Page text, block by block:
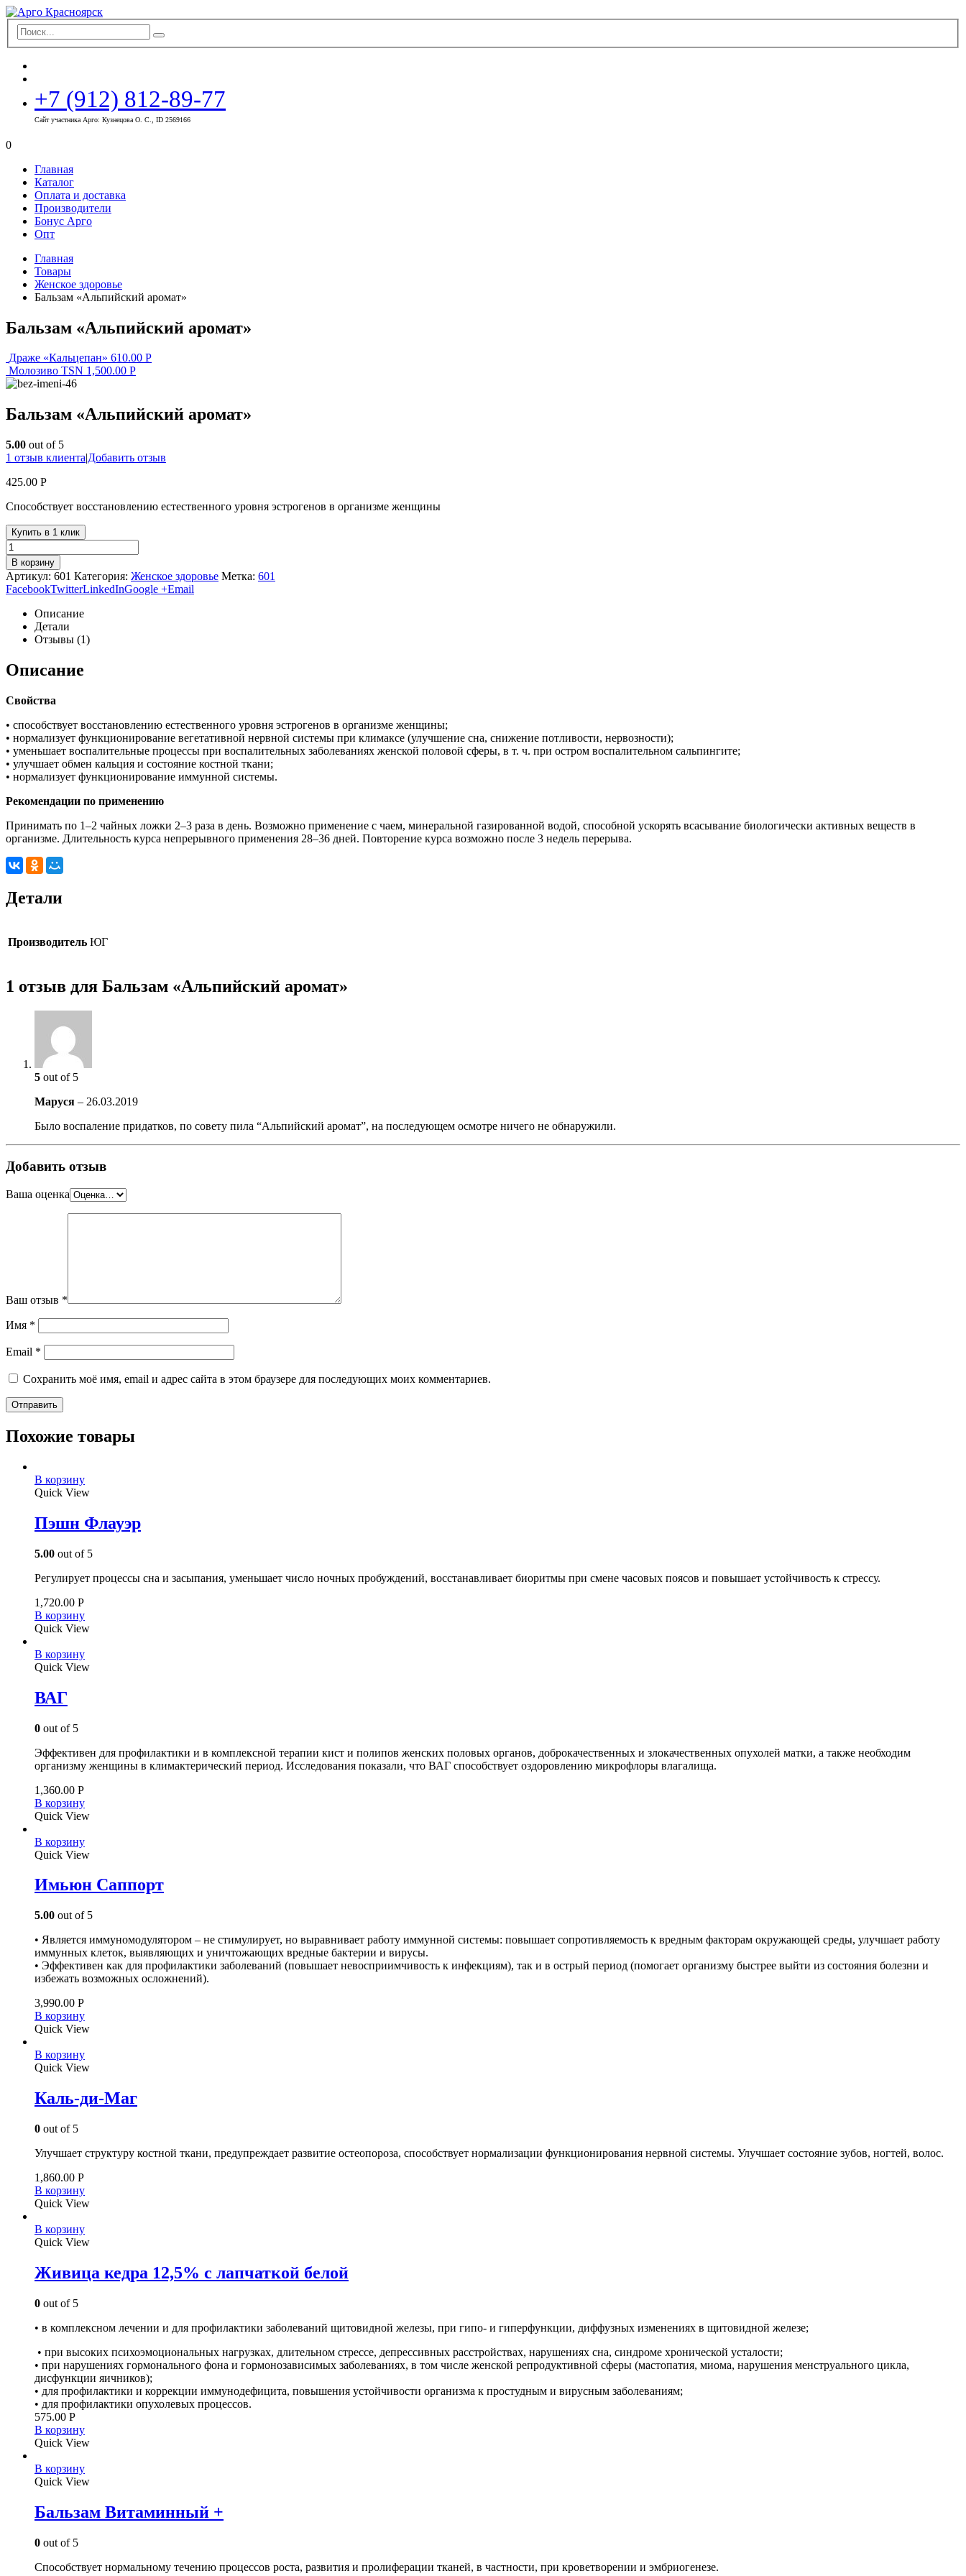
+7 (912) 812-89-77
Сайт участника Арго: Кузнецова О. С., ID 2569166
0
Главная
Каталог
Оплата и доставка
Производители
Бонус Арго
Опт
Главная
Товары
Женское здоровье
Бальзам «Альпийский аромат»
Бальзам «Альпийский аромат»
Драже «Кальцепан» 610.00 Р
Молозиво TSN 1,500.00 Р
Бальзам «Альпийский аромат»
5.00 out of 5
1 отзыв клиента|Добавить отзыв
425.00 Р
Способствует восстановлению естественного уровня эстрогенов в организме женщины
Купить в 1 клик
В корзину
Артикул: 601 Категория: Женское здоровье Метка: 601
FacebookTwitterLinkedInGoogle +Email
Описание
Детали
Отзывы (1)
Описание
Свойства
• способствует восстановлению естественного уровня эстрогенов в организме женщины;
• нормализует функционирование вегетативной нервной системы при климаксе (улучшение сна, снижение потливости, нервозности);
• уменьшает воспалительные процессы при воспалительных заболеваниях женской половой сферы, в т. ч. при остром воспалительном сальпингите;
• улучшает обмен кальция и состояние костной ткани;
• нормализует функционирование иммунной системы.
Рекомендации по применению
Принимать по 1–2 чайных ложки 2–3 раза в день. Возможно применение с чаем, минеральной газированной водой, способной ускорять всасывание биологически активных веществ в
организме. Длительность курса непрерывного применения 28–36 дней. Повторение курса возможно после 3 недель перерыва.
Детали
Производитель ЮГ
1 отзыв для Бальзам «Альпийский аромат»
5 out of 5
Маруся – 26.03.2019
Было воспаление придатков, по совету пила “Альпийский аромат”, на последующем осмотре ничего не обнаружили.
Добавить отзыв
Ваша оценка
Ваш отзыв *
Имя *
Email *
Сохранить моё имя, email и адрес сайта в этом браузере для последующих моих комментариев.
Похожие товары
В корзину
Quick View
Пэшн Флауэр
5.00 out of 5
Регулирует процессы сна и засыпания, уменьшает число ночных пробуждений, восстанавливает биоритмы при смене часовых поясов и повышает устойчивость к стрессу.
1,720.00 Р
В корзину
Quick View
В корзину
Quick View
ВАГ
0 out of 5
Эффективен для профилактики и в комплексной терапии кист и полипов женских половых органов, доброкачественных и злокачественных опухолей матки, а также необходим
организму женщины в климактерический период. Исследования показали, что ВАГ способствует оздоровлению микрофлоры влагалища.
1,360.00 Р
В корзину
Quick View
В корзину
Quick View
Имьюн Саппорт
5.00 out of 5
• Является иммуномодулятором – не стимулирует, но выравнивает работу иммунной системы: повышает сопротивляемость к вредным факторам окружающей среды, улучшает работу
иммунных клеток, выявляющих и уничтожающих вредные бактерии и вирусы.
• Эффективен как для профилактики заболеваний (повышает невосприимчивость к инфекциям), так и в острый период (помогает организму быстрее выйти из состояния болезни и
избежать возможных осложнений).
3,990.00 Р
В корзину
Quick View
В корзину
Quick View
Каль-ди-Маг
0 out of 5
Улучшает структуру костной ткани, предупреждает развитие остеопороза, способствует нормализации функционирования нервной системы. Улучшает состояние зубов, ногтей, волос.
1,860.00 Р
В корзину
Quick View
В корзину
Quick View
Живица кедра 12,5% с лапчаткой белой
0 out of 5
• в комплексном лечении и для профилактики заболеваний щитовидной железы, при гипо- и гиперфункции, диффузных изменениях в щитовидной железе;
• при высоких психоэмоциональных нагрузках, длительном стрессе, депрессивных расстройствах, нарушениях сна, синдроме хронической усталости;
• при нарушениях гормонального фона и гормонозависимых заболеваниях, в том числе женской репродуктивной сферы (мастопатия, миома, нарушения менструального цикла,
дисфункции яичников);
• для профилактики и коррекции иммунодефицита, повышения устойчивости организма к простудным и вирусным заболеваниям;
• для профилактики опухолевых процессов.
575.00 Р
В корзину
Quick View
В корзину
Quick View
Бальзам Витаминный +
0 out of 5
Способствует нормальному течению процессов роста, развития и пролиферации тканей, в частности, при кроветворении и эмбриогенезе.